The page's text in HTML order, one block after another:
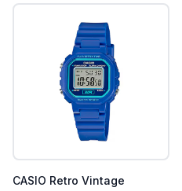
CASIO Retro Vintage